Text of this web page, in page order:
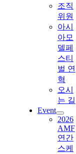
조직
위원
아시
아모
델페
스티
벌 연
혁
오시
는 길
Event
2026
AMF
연간
스케